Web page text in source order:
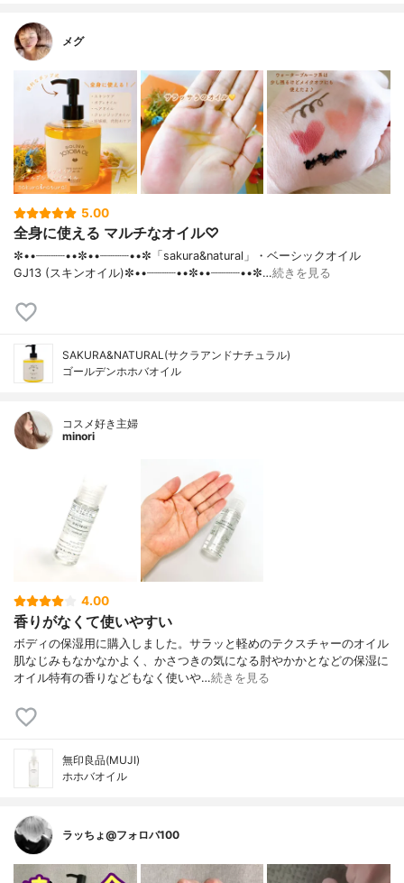
メグ
5.00
全身に使える マルチなオイル♡
✼••┈┈┈┈••✼••┈┈┈┈••✼「sakura&natural」・ベーシックオイル
GJ13 (スキンオイル)✼••┈┈┈┈••✼••┈┈┈┈••✼…続きを見る
SAKURA&NATURAL(サクラアンドナチュラル)
ゴールデンホホバオイル
コスメ好き主婦
minori
4.00
香りがなくて使いやすい
ボディの保湿用に購入しました。サラッと軽めのテクスチャーのオイル
肌なじみもなかなかよく、かさつきの気になる肘やかかとなどの保湿に
オイル特有の香りなどもなく使いや…続きを見る
無印良品(MUJI)
ホホバオイル
ラッちょ@フォロバ100